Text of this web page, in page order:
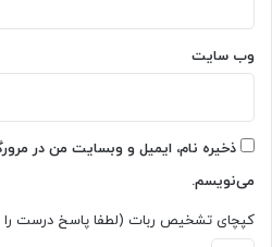
س
ی
وب‌ سایت
ذخیره نام، ایمیل و وبسایت من در
می‌نویسم.
کپچای تشخیص ربات (لطفا پاسخ درست را